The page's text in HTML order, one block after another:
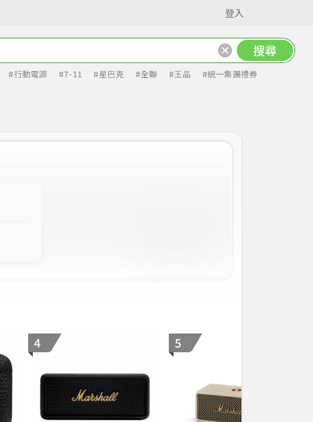
登入
搜尋
#行動電源 #7-11 #星巴克 #全聯 #王品
#統一集團禮券
4 5